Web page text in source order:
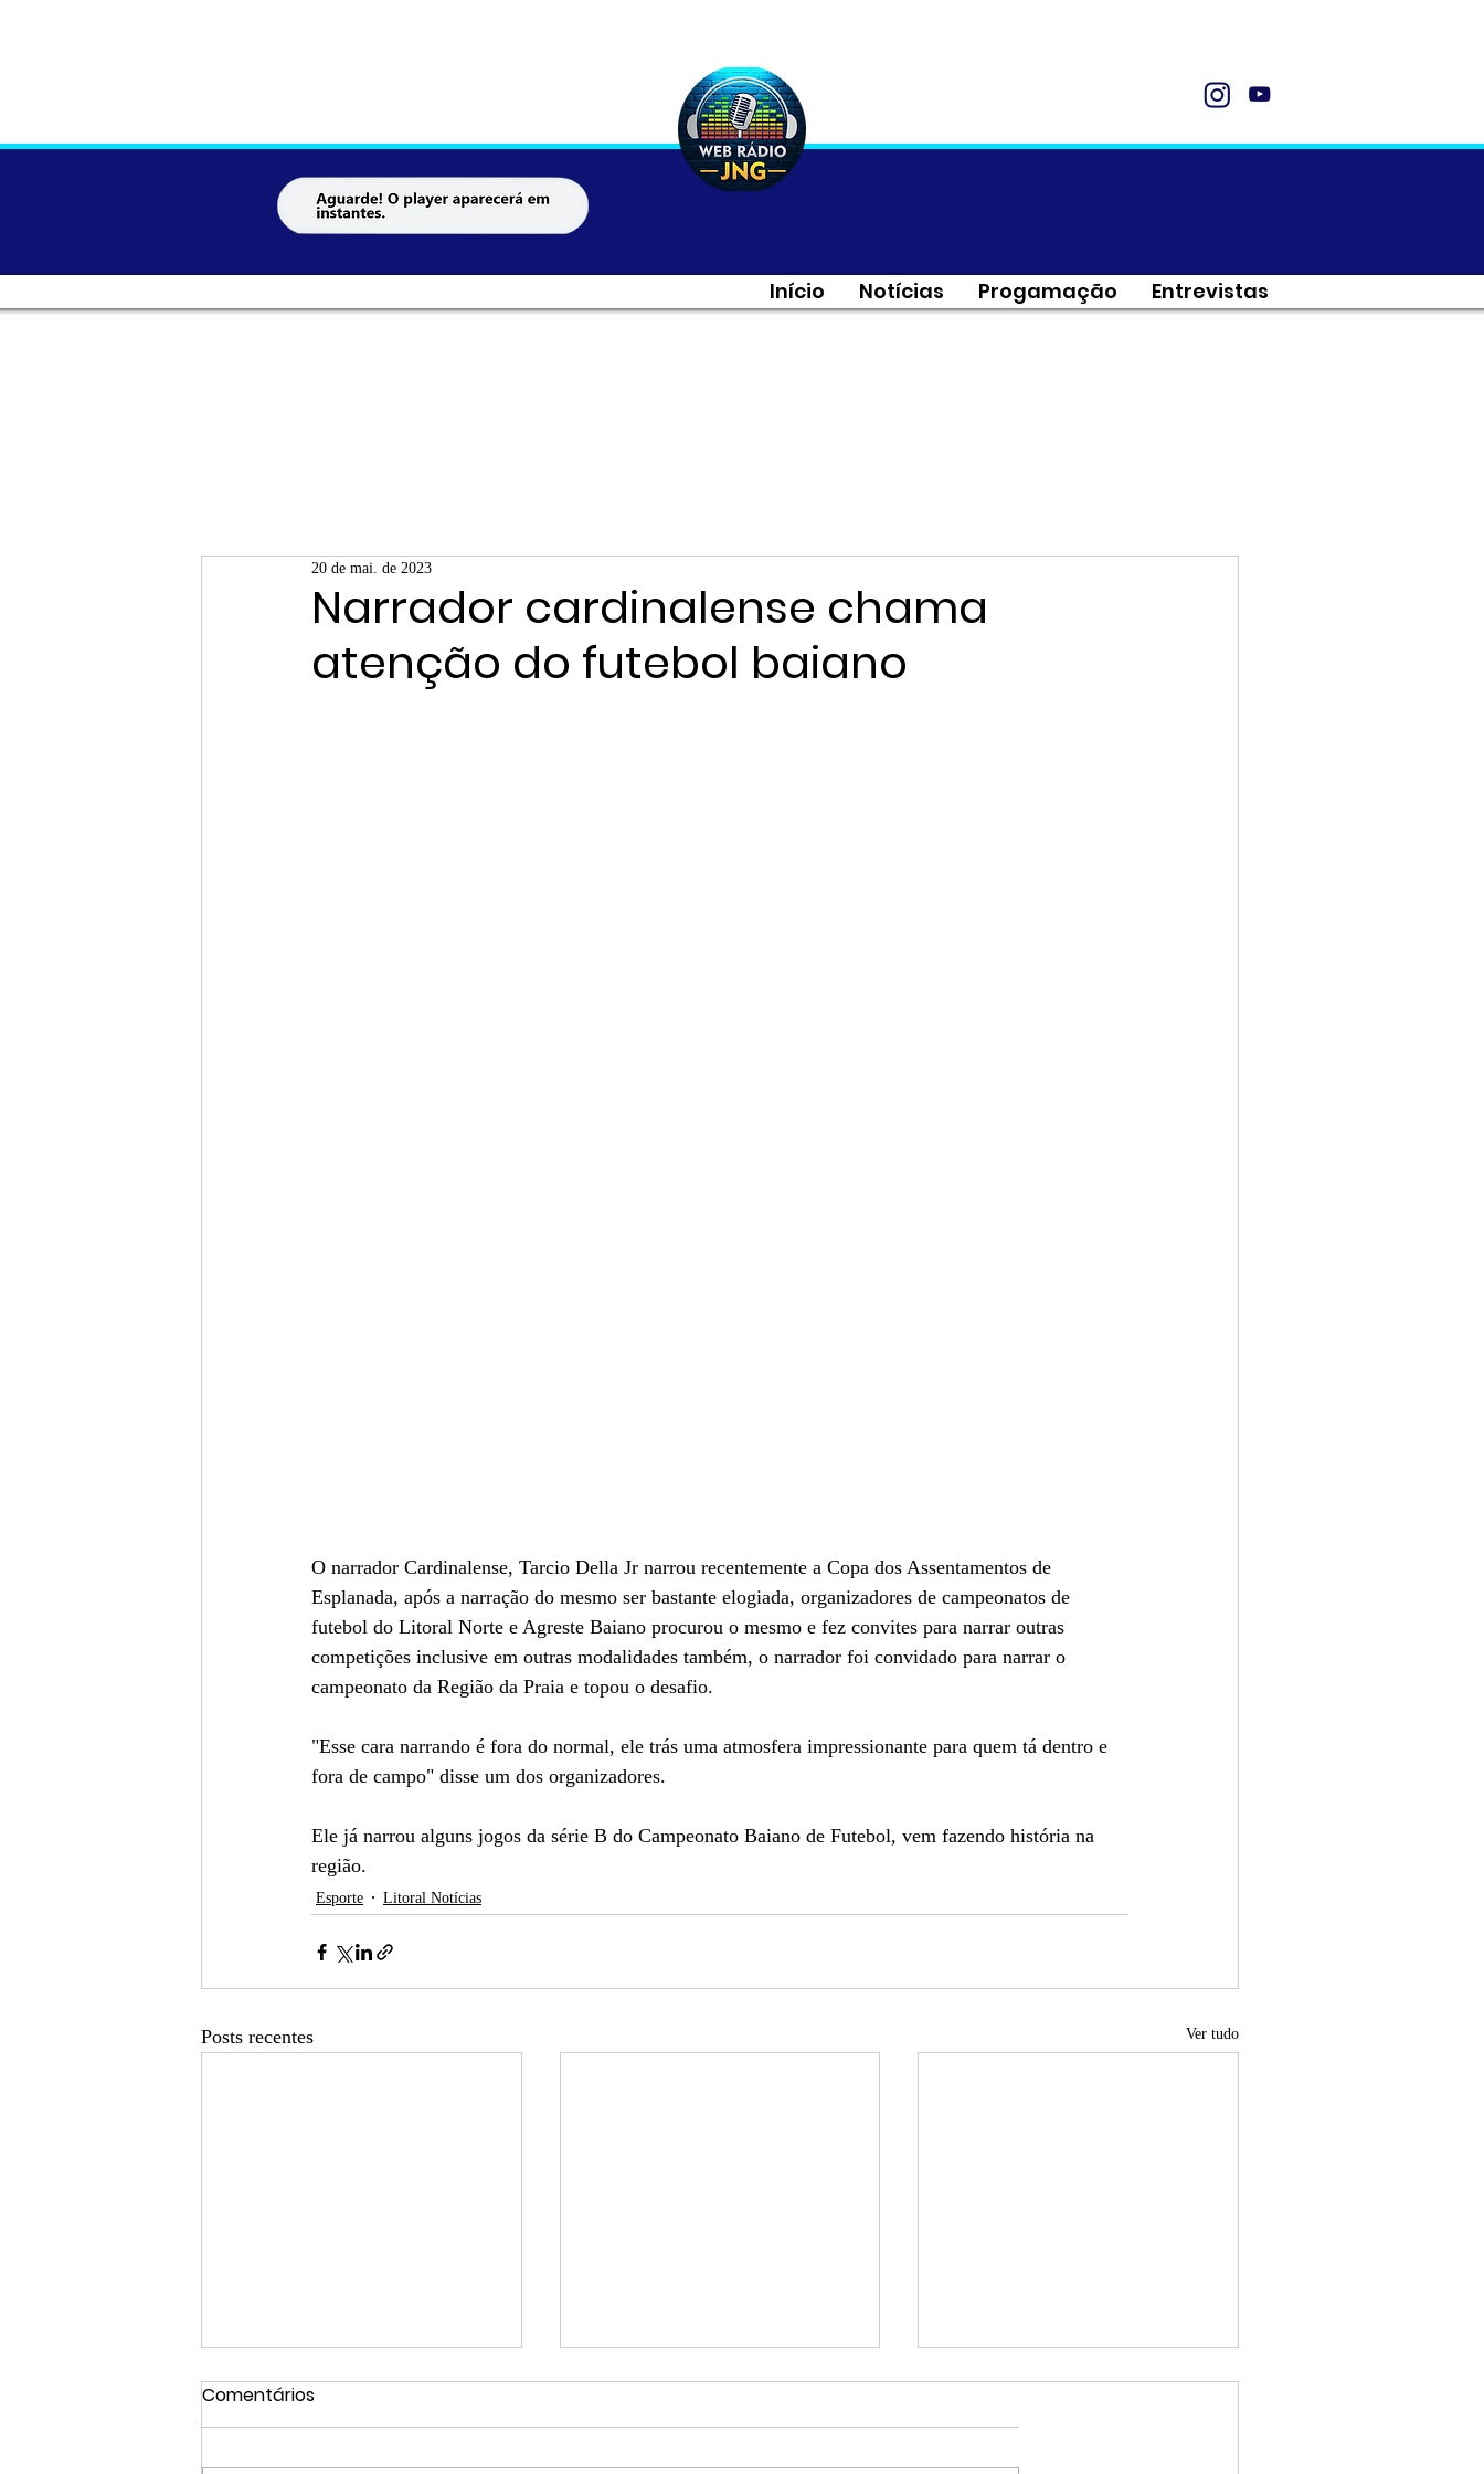
Início Notícias Progamação Entrevistas
Narrador cardinalense chama
atenção do futebol baiano
20 de mai. de 2023
O narrador Cardinalense, Tarcio Della Jr narrou recentemente a Copa dos Assentamentos de
Esplanada, após a narração do mesmo ser bastante elogiada, organizadores de campeonatos de
futebol do Litoral Norte e Agreste Baiano procurou o mesmo e fez convites para narrar outras
competições inclusive em outras modalidades também, o narrador foi convidado para narrar o
campeonato da Região da Praia e topou o desafio.
"Esse cara narrando é fora do normal, ele trás uma atmosfera impressionante para quem tá dentro e
fora de campo" disse um dos organizadores.
Ele já narrou alguns jogos da série B do Campeonato Baiano de Futebol, vem fazendo história na
região.
Esporte Litoral Notícias
Posts recentes Ver tudo
Comentários